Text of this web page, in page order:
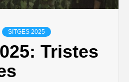
SITGES 2025
Tristes